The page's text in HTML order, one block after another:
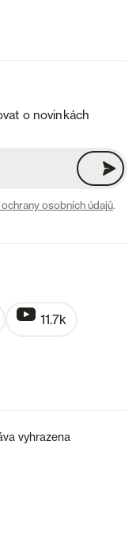
o novinkách
osobních údajů.
11.7k
vyhrazena